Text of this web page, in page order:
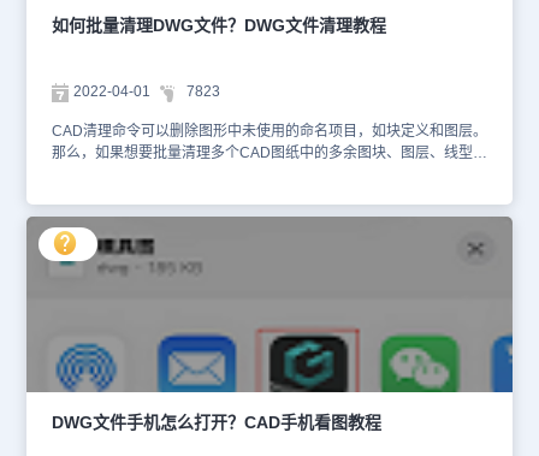
所示：上述CAD教程小编给大家分享了浩辰CAD机械软件中通过调
用拆图备档命令来实现将图纸中的多个图框拆分成多个DWG文件保
浩辰CAD下载专区免费下载安装试用正版浩辰CAD机械软件哦！
如何批量清理DWG文件？DWG文件清理教程
2022-04-01 7823
CAD清理命令可以删除图形中未使用的命名项目，如块定义和图层。
那么，如果想要批量清理多个CAD图纸中的多余图块、图层、线型、
减小图纸的体积，还可以大大降低图纸出错的概率。本篇CAD教程就
和小编一起来了解一下浩辰CAD软件中批量清理DWG文件的具体操
作步骤吧！批量清理DWG文件的操作步骤：1、启动浩辰CAD软件，
2、此时会跳出【DWG文件批量清理】对话框，可以根据自身需求选
择【添加文件】或者【添加目录】。如下图所示：（1）点击【添加
文件】，再按添加文件向导选择需要清理的文件即可。（2）点击
【添加目录】可快速将整个目录下的所有文件添加到清理列表中。在
使用【添加目录】时，如果勾选【包含子目录】，可将指定目录下的
子目录一同添加到清理列表中；如果不勾选【包含子目录】，则不会
DWG文件手机怎么打开？CAD手机看图教程